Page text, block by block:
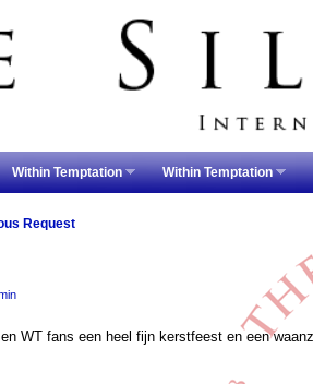
Within Temptation Within Temptation
Request
WT fans een heel fijn kerstfeest en een